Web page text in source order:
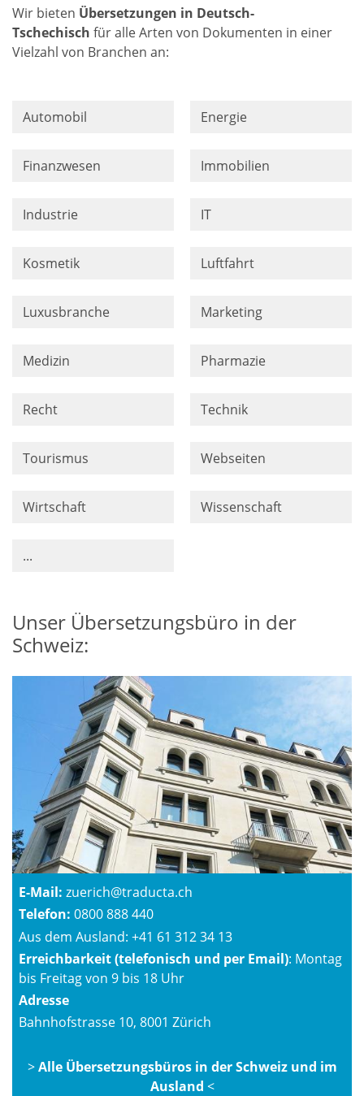
Wir bieten Übersetzungen in Deutsch-
Tschechisch für alle Arten von Dokumenten in einer
Vielzahl von Branchen an:
Automobil Energie
Finanzwesen Immobilien
Industrie IT
Kosmetik Luftfahrt
Luxusbranche Marketing
Medizin Pharmazie
Recht Technik
Tourismus Webseiten
Wirtschaft Wissenschaft
...
Unser Übersetzungsbüro in der
Schweiz:
E-Mail: zuerich@traducta.ch
Telefon: 0800 888 440
Aus dem Ausland: +41 61 312 34 13
Erreichbarkeit (telefonisch und per Email): Montag
bis Freitag von 9 bis 18 Uhr
Adresse
Bahnhofstrasse 10, 8001 Zürich
>Alle Übersetzungsbüros in der Schweiz und im
Ausland <